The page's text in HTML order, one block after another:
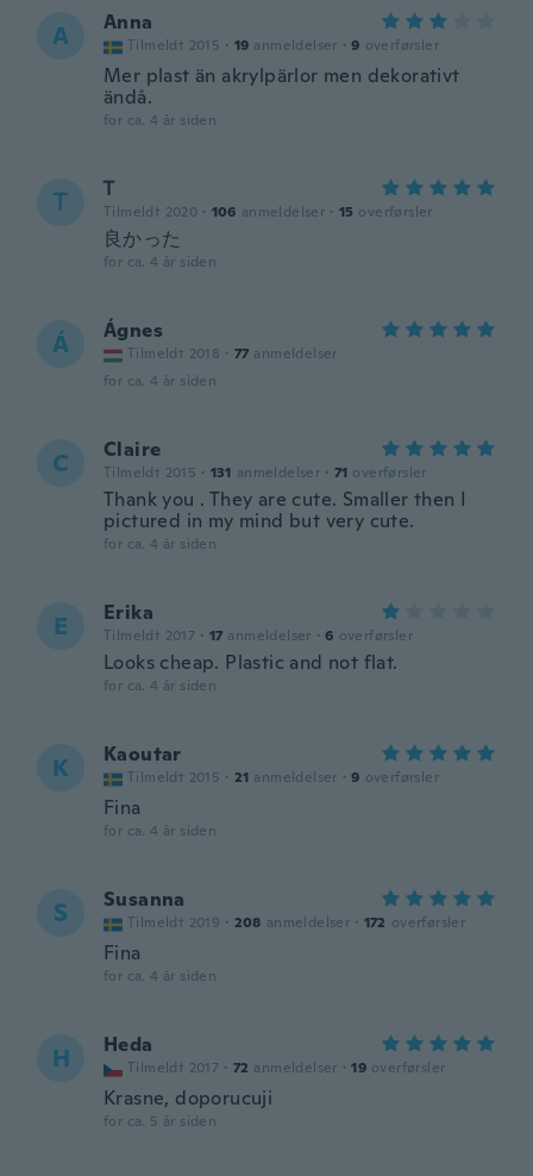
A Anna
Tilmeldt 2015 · 19 anmeldelser · 9 overførsler
Mer plast än akrylpärlor men dekorativt
ändå.
for ca. 4 år siden
Ꭲ Ꭲ
Tilmeldt 2020 · 106 anmeldelser · 15 overførsler
良かった
for ca. 4 år siden
Á Ágnes
Tilmeldt 2018 · 77 anmeldelser
for ca. 4 år siden
C Claire
Tilmeldt 2015 · 131 anmeldelser · 71 overførsler
Thank you . They are cute. Smaller then I
pictured in my mind but very cute.
for ca. 4 år siden
E Erika
Tilmeldt 2017 · 17 anmeldelser · 6 overførsler
Looks cheap. Plastic and not flat.
for ca. 4 år siden
K Kaoutar
Tilmeldt 2015 · 21 anmeldelser · 9 overførsler
Fina
for ca. 4 år siden
S Susanna
Tilmeldt 2019 · 208 anmeldelser · 172 overførsler
Fina
for ca. 4 år siden
H Heda
Tilmeldt 2017 · 72 anmeldelser · 19 overførsler
Krasne, doporucuji
for ca. 5 år siden